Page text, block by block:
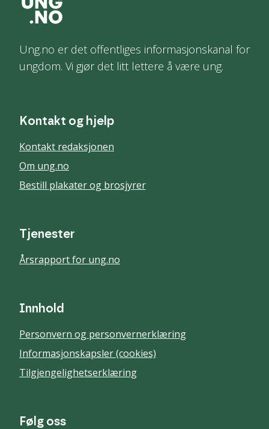
Ung.no er det offentliges informasjonskanal for
ungdom. Vi gjør det litt lettere å være ung.
Kontakt og hjelp
Kontakt redaksjonen
Om ung.no
Bestill plakater og brosjyrer
Tjenester
Årsrapport for ung.no
Innhold
Personvern og personvernerklæring
Informasjonskapsler (cookies)
Tilgjengelighetserklæring
Følg oss